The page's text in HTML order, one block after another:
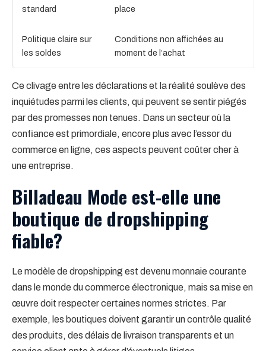
standard
place
Politique claire sur
les soldes
Conditions non affichées au
moment de l’achat
Ce clivage entre les déclarations et la réalité soulève des
inquiétudes parmi les clients, qui peuvent se sentir piégés
par des promesses non tenues. Dans un secteur où la
confiance est primordiale, encore plus avec l’essor du
commerce en ligne, ces aspects peuvent coûter cher à
une entreprise.
Billadeau Mode est-elle une
boutique de dropshipping
fiable?
Le modèle de dropshipping est devenu monnaie courante
dans le monde du commerce électronique, mais sa mise en
œuvre doit respecter certaines normes strictes. Par
exemple, les boutiques doivent garantir un contrôle qualité
des produits, des délais de livraison transparents et un